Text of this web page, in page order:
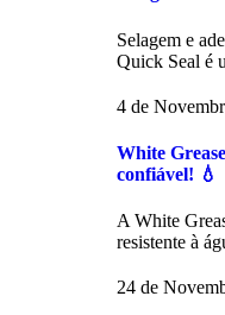
Selagem e
Quick Seal é
4 de
White
confiável! 💧
A White
resistente à
24 de